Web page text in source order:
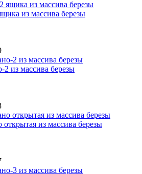
из массива березы
из массива березы
из массива березы